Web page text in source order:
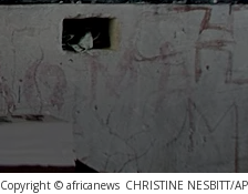
Copyright © africanews CHRISTINE NESBITT/AP